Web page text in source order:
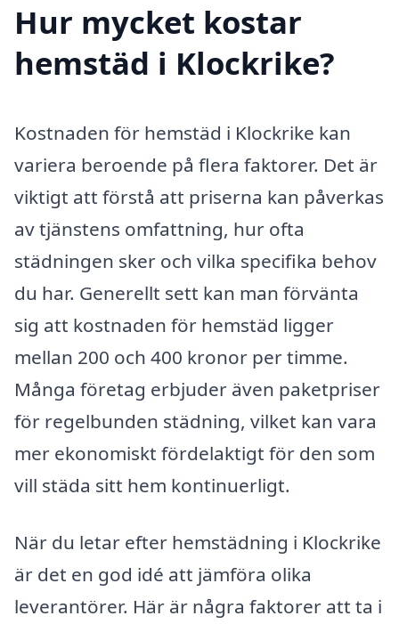
Hur mycket kostar
hemstäd i Klockrike?
Kostnaden för hemstäd i Klockrike kan
variera beroende på flera faktorer. Det är
viktigt att förstå att priserna kan påverkas
av tjänstens omfattning, hur ofta
städningen sker och vilka specifika behov
du har. Generellt sett kan man förvänta
sig att kostnaden för hemstäd ligger
mellan 200 och 400 kronor per timme.
Många företag erbjuder även paketpriser
för regelbunden städning, vilket kan vara
mer ekonomiskt fördelaktigt för den som
vill städa sitt hem kontinuerligt.
När du letar efter hemstädning i Klockrike
är det en god idé att jämföra olika
leverantörer. Här är några faktorer att ta i